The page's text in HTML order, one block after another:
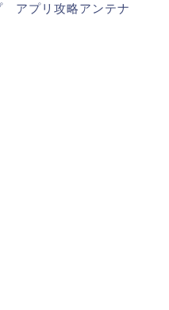
アプリ攻略アンテナ